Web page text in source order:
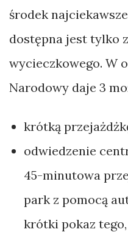
środek
dostępna jest tylko
wycieczkowego. W
Narodowy daje 3
krótką
odwiedzenie
45-minutowa
park z pomocą
krótki pokaz